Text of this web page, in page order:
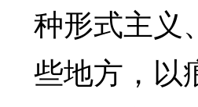
种形式主义
些地方，以